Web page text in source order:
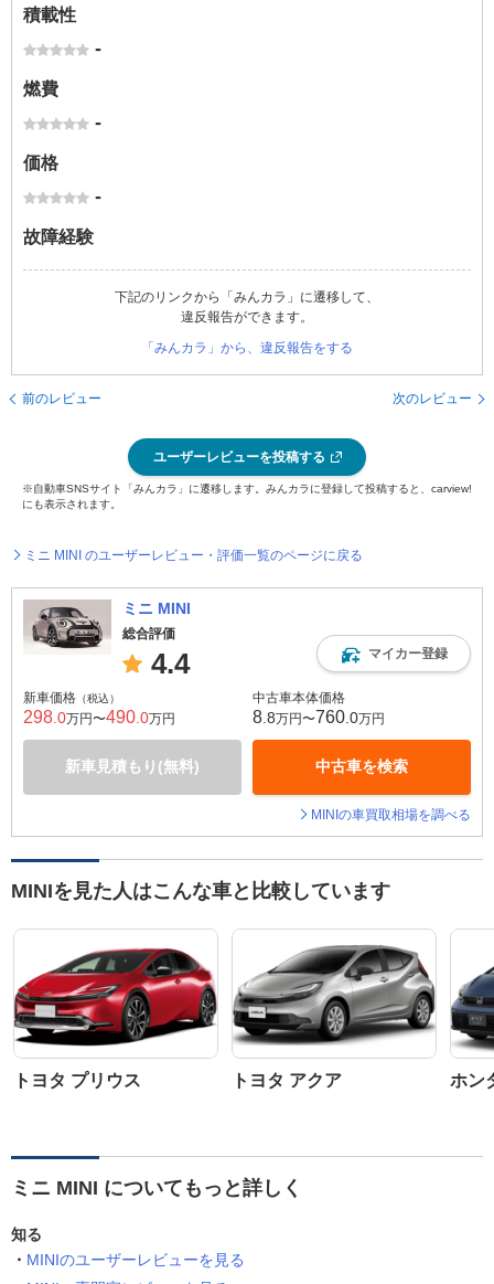
積載性
-
燃費
-
価格
-
故障経験
下記のリンクから「みんカラ」に遷移して、
違反報告ができます。
「みんカラ」から、違反報告をする
前のレビュー 次のレビュー
ユーザーレビューを投稿する
※自動車SNSサイト「みんカラ」に遷移します。みんカラに登録して投稿すると、carview!
にも表示されます。
ミニ MINI のユーザーレビュー・評価一覧のページに戻る
ミニ MINI
総合評価
4.4 マイカー登録
新車価格 （税込）
298 .0万円〜490 .0万円
新車見積もり(無料)
中古車本体価格
8 .8万円〜760 .0万円
中古車を検索
MINIの車買取相場を調べる
MINIを見た人はこんな車と比較しています
トヨタ プリウス トヨタ アクア ホン
ミニ MINI についてもっと詳しく
知る
MINIのユーザーレビューを見る